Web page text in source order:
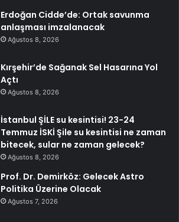
Erdoğan Cidde’de: Ortak savunma
anlaşması imzalanacak
Ağustos 8, 2026
Kırşehir’de Sağanak Sel Hasarına Yol
Açtı
Ağustos 8, 2026
İstanbul ŞİLE su kesintisi! 23-24
Temmuz İSKİ Şile su kesintisi ne zaman
bitecek, sular ne zaman gelecek?
Ağustos 8, 2026
Prof. Dr. Demirköz: Gelecek Astro
Politika Üzerine Olacak
Ağustos 7, 2026